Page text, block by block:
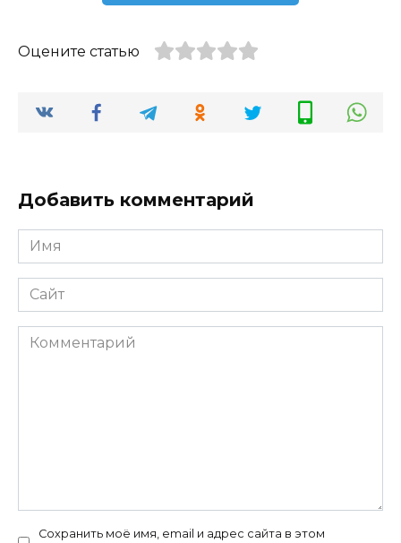
Оцените статью
Добавить комментарий
Имя
*
Сайт
Комментарий
Сохранить моё имя, email и адрес сайта в этом